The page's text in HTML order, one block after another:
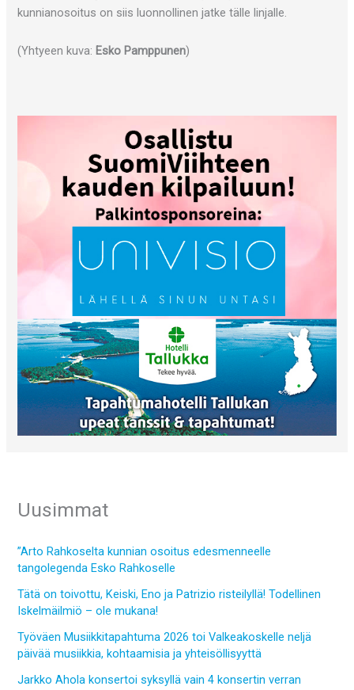
kunnianosoitus on siis luonnollinen jatke tälle linjalle.
(Yhtyeen kuva: Esko Pamppunen)
Uusimmat
”Arto Rahkoselta kunnian osoitus edesmenneelle
tangolegenda Esko Rahkoselle
Tätä on toivottu, Keiski, Eno ja Patrizio risteilyllä! Todellinen
Iskelmäilmiö – ole mukana!
Työväen Musiikkitapahtuma 2026 toi Valkeakoskelle neljä
päivää musiikkia, kohtaamisia ja yhteisöllisyyttä
Jarkko Ahola konsertoi syksyllä vain 4 konsertin verran